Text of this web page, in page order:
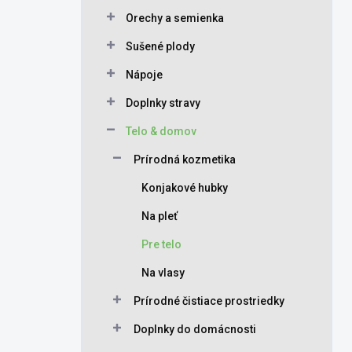
Orechy a semienka
Sušené plody
Nápoje
Doplnky stravy
Telo & domov
Prírodná kozmetika
Konjakové hubky
Na pleť
Pre telo
Na vlasy
Prírodné čistiace prostriedky
Doplnky do domácnosti